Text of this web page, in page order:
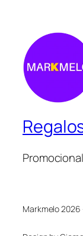
Markmelo 2026